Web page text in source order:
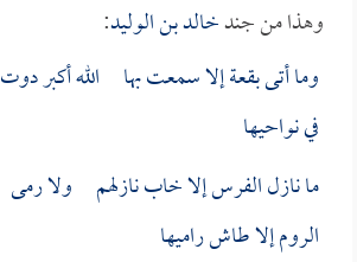
وهذا من جندخالد بن الوليد:
وما أتى بقعة إلا سمعت بها الله أكبر دوت
في نواحيها
ما نازل الفرس إلا خاب نازلهم ولا رمى
الروم إلا طاش راميها